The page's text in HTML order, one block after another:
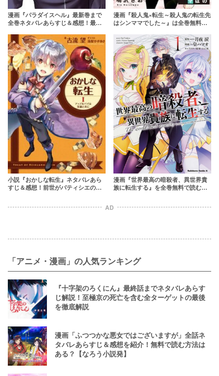
漫画『パラダイスヘル』最新巻まで
全巻ネタバレあらすじ＆感想！最終
漫画『殺人鬼×転生～殺人鬼の転生先
はシンママでした～』は全巻無料で
【鳴沢きお】
小説『おかしな転生』ネタバレあら
すじ＆感想！前世がパティシエの転
漫画『世界最高の暗殺者、異世界貴
族に転生する』を全巻無料で読む方
AD
「アニメ・漫画」の人気ランキング
『十字架のろくにん』最終話までネタバレあらす
じ解説！至極京の死亡を含む全ターゲットの最後
を徹底解説
漫画「ふつつかな悪女ではございますが」全話ネ
タバレあらすじ＆感想を紹介！無料で読む方法は
ある？【なろう小説発】